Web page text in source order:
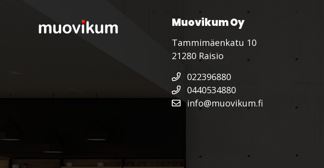
Muovikum Oy
Tammimäenkatu 10
21280 Raisio
022396880
0440534880
info@muovikum.fi